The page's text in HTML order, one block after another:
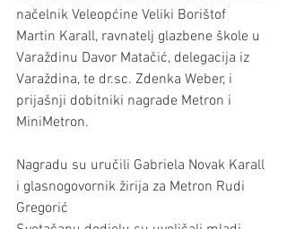
načelnik Veleopćine Veliki Borištof
Martin Karall, ravnatelj glazbene škole u
Varaždinu Davor Matačić, delegacija iz
Varaždina, te dr.sc. Zdenka Weber, i
prijašnji dobitniki nagrade Metron i
MiniMetron.
Nagradu su uručili Gabriela Novak Karall
i glasnogovornik žirija za Metron Rudi
Gregorić